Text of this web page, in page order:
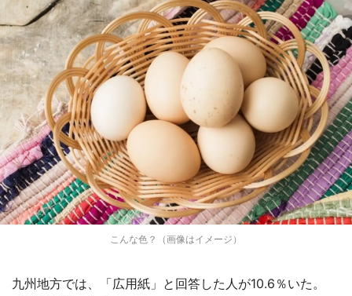
こんな色？（画像はイメージ）
九州地方では、「広用紙」と回答した人が10.6％いた。